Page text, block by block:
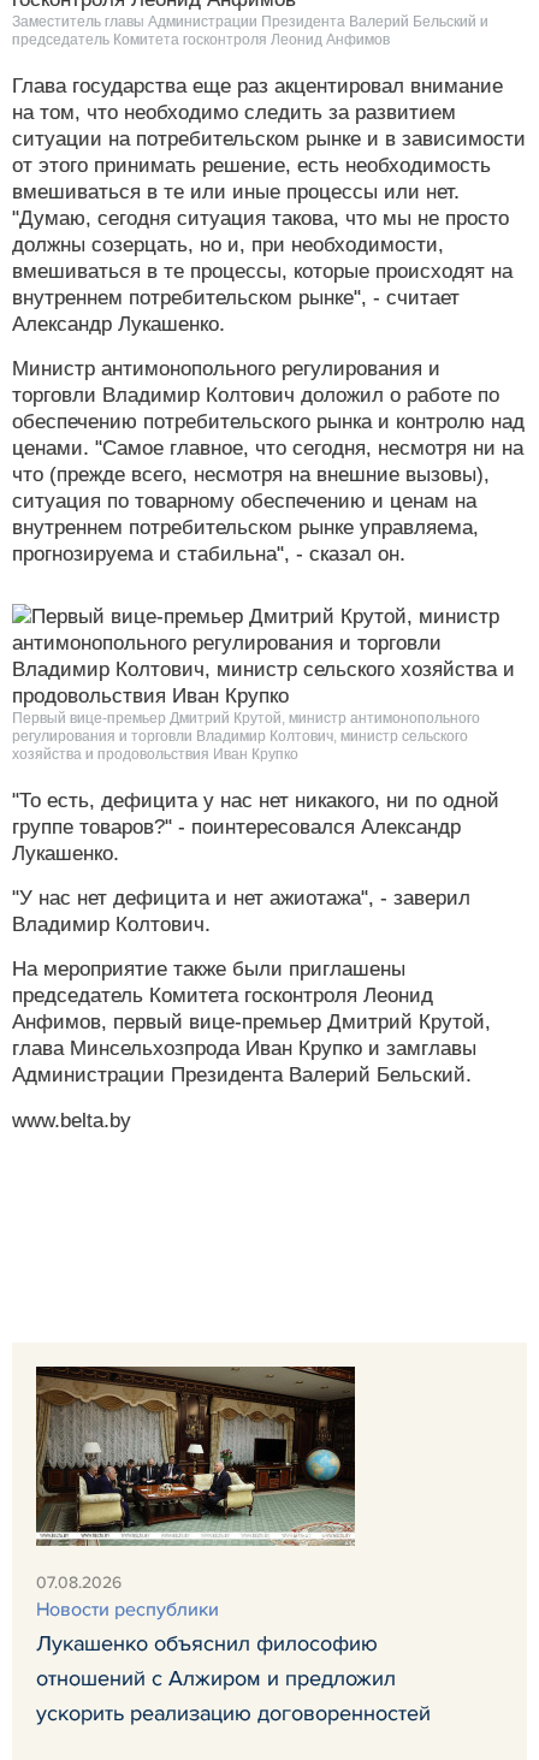
Заместитель главы Администрации Президента Валерий Бельский и
председатель Комитета госконтроля Леонид Анфимов
Глава государства еще раз акцентировал внимание
на том, что необходимо следить за развитием
ситуации на потребительском рынке и в зависимости
от этого принимать решение, есть необходимость
вмешиваться в те или иные процессы или нет.
"Думаю, сегодня ситуация такова, что мы не просто
должны созерцать, но и, при необходимости,
вмешиваться в те процессы, которые происходят на
внутреннем потребительском рынке", - считает
Александр Лукашенко.
Министр антимонопольного регулирования и
торговли Владимир Колтович доложил о работе по
обеспечению потребительского рынка и контролю над
ценами. "Самое главное, что сегодня, несмотря ни на
что (прежде всего, несмотря на внешние вызовы),
ситуация по товарному обеспечению и ценам на
внутреннем потребительском рынке управляема,
прогнозируема и стабильна", - сказал он.
Первый вице-премьер Дмитрий Крутой, министр антимонопольного
регулирования и торговли Владимир Колтович, министр сельского
хозяйства и продовольствия Иван Крупко
"То есть, дефицита у нас нет никакого, ни по одной
группе товаров?" - поинтересовался Александр
Лукашенко.
"У нас нет дефицита и нет ажиотажа", - заверил
Владимир Колтович.
На мероприятие также были приглашены
председатель Комитета госконтроля Леонид
Анфимов, первый вице-премьер Дмитрий Крутой,
глава Минсельхозпрода Иван Крупко и замглавы
Администрации Президента Валерий Бельский.
www.belta.by
07.08.2026
Новости республики
Лукашенко объяснил философию
отношений с Алжиром и предложил
ускорить реализацию договоренностей